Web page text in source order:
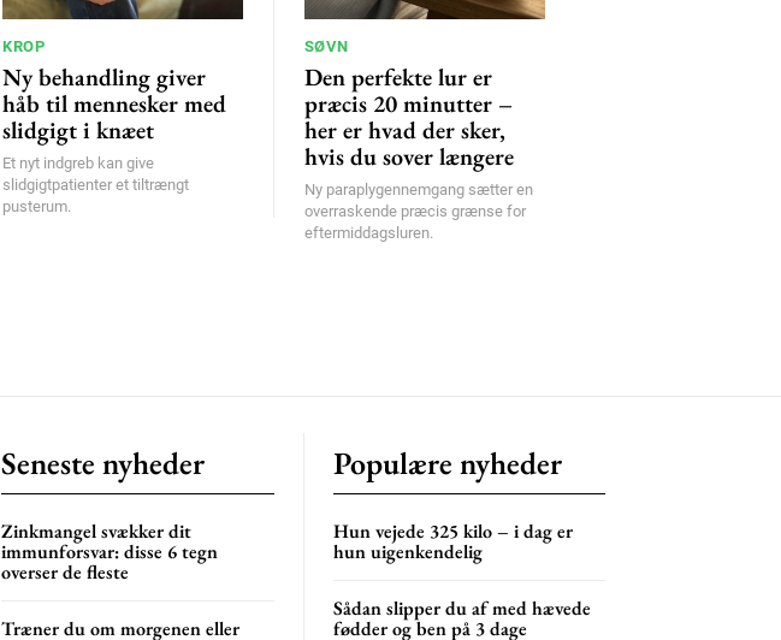
KROP
Ny behandling giver
håb til mennesker med
slidgigt i knæet
Et nyt indgreb kan give
slidgigtpatienter et tiltrængt
pusterum.
SØVN
Den perfekte lur er
præcis 20 minutter –
her er hvad der sker,
hvis du sover længere
Ny paraplygennemgang sætter en
overraskende præcis grænse for
eftermiddagsluren.
Seneste nyheder
Zinkmangel svækker dit
immunforsvar: disse 6 tegn
overser de fleste
Træner du om morgenen eller
Populære nyheder
Hun vejede 325 kilo – i dag er
hun uigenkendelig
Sådan slipper du af med hævede
fødder og ben på 3 dage